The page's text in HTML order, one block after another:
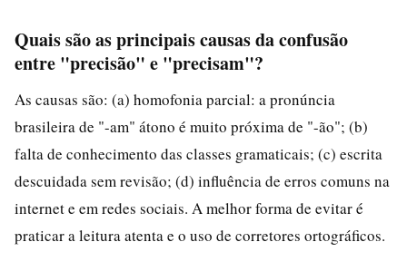
Quais são as principais causas da confusão
entre "precisão" e "precisam"?
As causas são: (a) homofonia parcial: a pronúncia
brasileira de "-am" átono é muito próxima de "-ão"; (b)
falta de conhecimento das classes gramaticais; (c) escrita
descuidada sem revisão; (d) influência de erros comuns na
internet e em redes sociais. A melhor forma de evitar é
praticar a leitura atenta e o uso de corretores ortográficos.